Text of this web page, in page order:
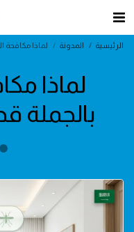
الرئيسية المدونة لماذا مكافحة
لماذا